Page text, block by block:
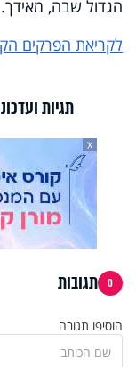
הגדול שבה, מאידך.
לקריאת הפרקים
תגיות
X
0 תגובות
הוסיפו תגובה